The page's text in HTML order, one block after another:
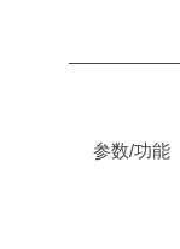
参数/功能